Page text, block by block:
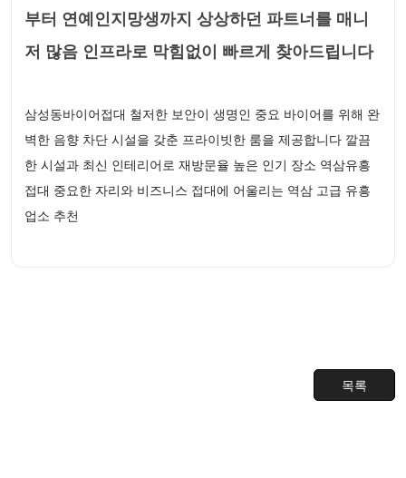
부터 연예인지망생까지 상상하던 파트너를 매니
저 많음 인프라로 막힘없이 빠르게 찾아드립니다
삼성동바이어접대 철저한 보안이 생명인 중요 바이어를 위해 완
벽한 음향 차단 시설을 갖춘 프라이빗한 룸을 제공합니다 깔끔
한 시설과 최신 인테리어로 재방문율 높은 인기 장소 역삼유흥
접대 중요한 자리와 비즈니스 접대에 어울리는 역삼 고급 유흥
업소 추천
목록